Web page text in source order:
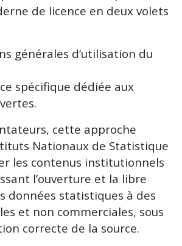
de licence en deux volets
générales d’utilisation du
spécifique dédiée aux
cette approche
Nationaux de Statistique
les contenus institutionnels
l’ouverture et la libre
données statistiques à des
et non commerciales, sous
correcte de la source.